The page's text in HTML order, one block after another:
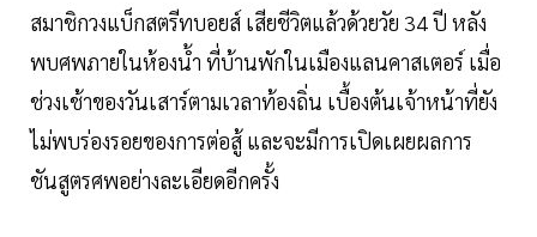
สมาชิกวงแบ็กสตรีทบอยส์ เสียชีวิตแล้วด้วยวัย 34 ปี หลัง
พบศพภายในห้องน้ำ ที่บ้านพักในเมืองแลนคาสเตอร์ เมื่อ
ช่วงเช้าของวันเสาร์ตามเวลาท้องถิ่น เบื้องต้นเจ้าหน้าที่ยัง
ไม่พบร่องรอยของการต่อสู้ และจะมีการเปิดเผยผลการ
ชันสูตรศพอย่างละเอียดอีกครั้ง